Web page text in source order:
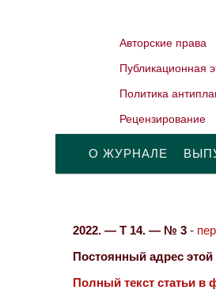
Авторские права
Публикационная
Политика
Рецензирование
О ЖУРНАЛЕ
2022. — Т 14. — № 3 -
Постоянный адрес
Полный текст статьи в